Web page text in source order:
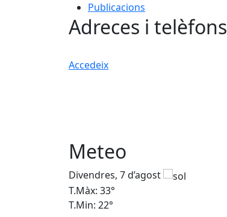
Publicacions
Adreces i telèfons
Accedeix
Meteo
Divendres, 7 d’agost
T.Màx: 33°
T.Min: 22°